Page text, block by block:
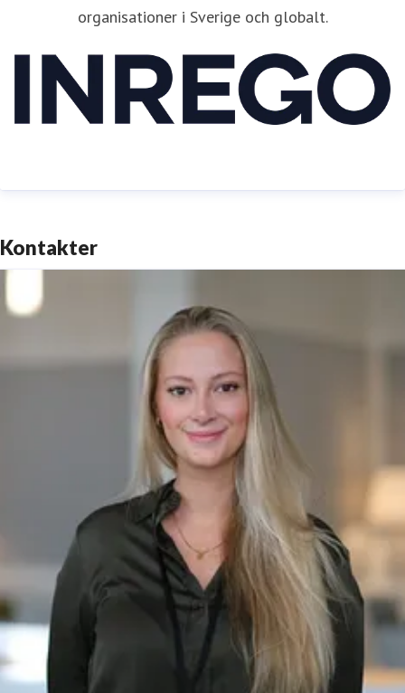
organisationer i Sverige och globalt.
Kontakter